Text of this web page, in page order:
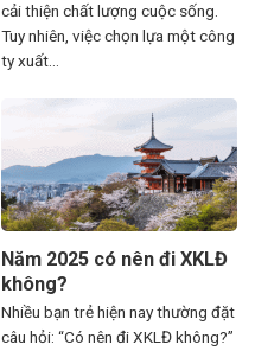
cải thiện chất lượng cuộc sống.
Tuy nhiên, việc chọn lựa một công
ty xuất...
Năm 2025 có nên đi XKLĐ
không?
Nhiều bạn trẻ hiện nay thường đặt
câu hỏi: “Có nên đi XKLĐ không?”